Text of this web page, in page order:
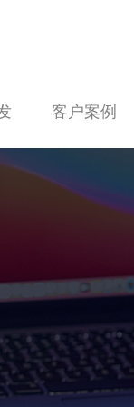
客户案例